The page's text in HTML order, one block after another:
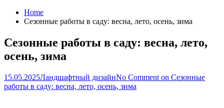
Home
Сезонные работы в саду: весна, лето, осень, зима
Сезонные работы в саду: весна, лето,
осень, зима
15.05.2025Ландшафтный дизайнNo Comment on Сезонные
работы в саду: весна, лето, осень, зима